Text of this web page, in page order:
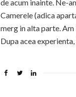
de acum inainte. Ne-
Camerele (adica
merg in alta parte.
Dupa acea